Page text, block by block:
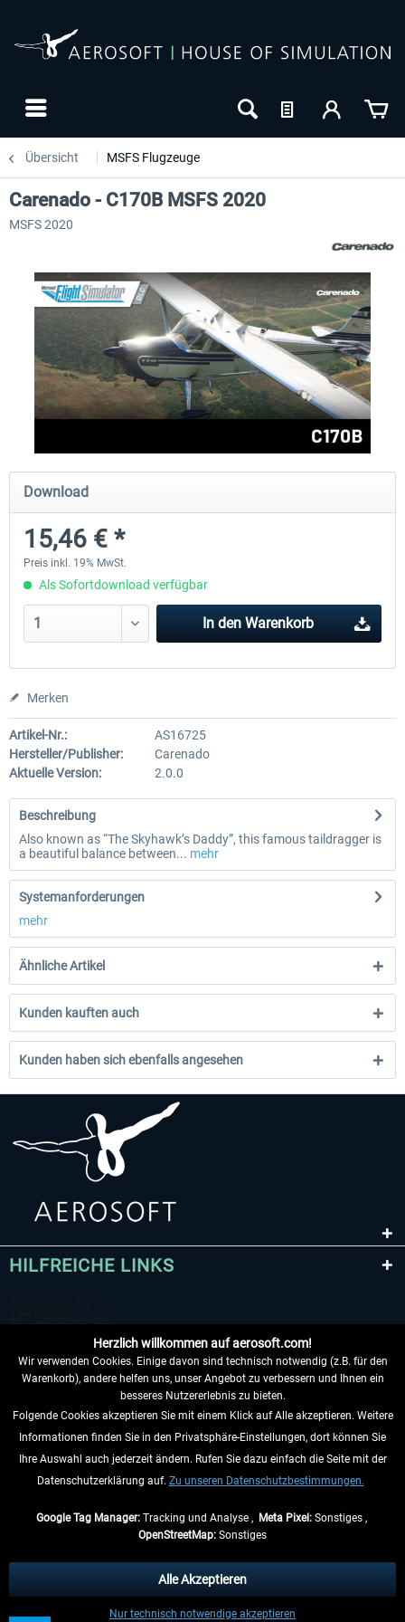
Übersicht MSFS Flugzeuge
FlightSim Studio - E-Jets 170/175
39,95 € *
Aerosoft Aircraft A340-
Carenado - C170B MSFS 2020
MSFS 2020
Download
15,46 € *
Preis inkl. 19% MwSt.
Als Sofortdownload verfügbar
In den Warenkorb
Merken
Artikel-Nr.:
AS16725
Hersteller/Publisher:
Carenado
Aktuelle Version:
2.0.0
Beschreibung
Also known as “The Skyhawk’s Daddy”, this famous taildragger is
a beautiful balance between... mehr
Systemanforderungen
mehr
Ähnliche Artikel
Kunden kauften auch
Kunden haben sich ebenfalls angesehen
HILFREICHE LINKS
VERTRAG WIDERRUFEN
INFORMATIONEN
anders beschrieben.
** Gilt für Lieferungen innerhalb Deutschlands, Lieferzeiten für andere Länder
Herzlich willkommen auf aerosoft.com!
Wir verwenden Cookies. Einige davon sind technisch notwendig (z.B. für den
Warenkorb), andere helfen uns, unser Angebot zu verbessern und Ihnen ein
besseres Nutzererlebnis zu bieten.
Folgende Cookies akzeptieren Sie mit einem Klick auf Alle akzeptieren. Weitere
Informationen finden Sie in den Privatsphäre-Einstellungen, dort können Sie
Ihre Auswahl auch jederzeit ändern. Rufen Sie dazu einfach die Seite mit der
Datenschutzerklärung auf. Zu unseren Datenschutzbestimmungen.
Google Tag Manager:Tracking und Analyse , Meta Pixel:Sonstiges ,
OpenStreetMap: Sonstiges
Nur technisch notwendige akzeptieren
Alle Akzeptieren